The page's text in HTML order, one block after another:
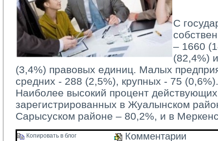
С
– 1660
(82,4%)
(3,4%) правовых единиц. Малых
средних - 288 (2,5%), крупных - 75 (0,6%).
Наиболее высокий процент
зарегистрированных в Жуалынском
Сарысуском районе – 80,2%, и в
Копировать в блог Комментарии